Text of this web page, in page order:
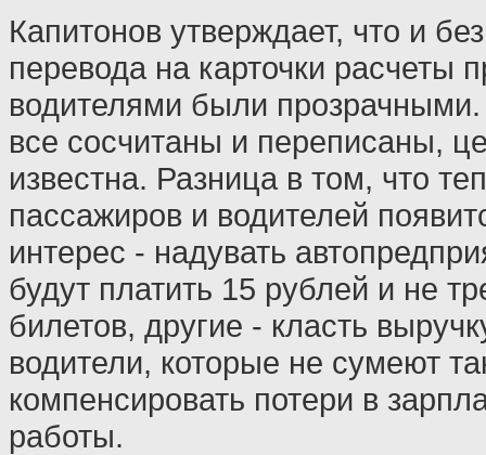
Капитонов утверждает, что и
перевода на карточки расчеты
водителями были
все сосчитаны и переписаны,
известна. Разница в том, что
пассажиров и водителей
интерес - надувать
будут платить 15 рублей и не
билетов, другие - класть
водители, которые не сумеют
компенсировать потери в
работы.